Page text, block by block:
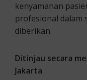
kenyamanan
profesional dalam
diberikan.
Ditinjau secara
Jakarta